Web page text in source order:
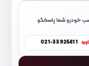
خودرو شما پاسخگو
021-33925411